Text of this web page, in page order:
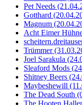
Pet Needs
Gotthard
Magnum
Acht Eimer
Trümmer
Joel Sarakula
Sleaford Mods
Shitney Beers
Maybeshewill
The Dead South
The Hooten